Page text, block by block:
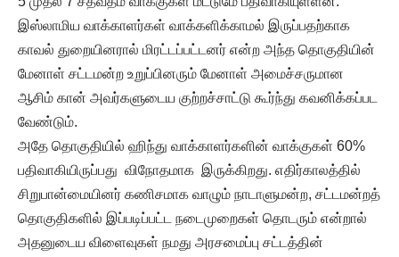
இஸ்லாமிய வாக்காளர்கள் வாக்களிக்காமல் இருப்பதற்காக
காவல் துறையினரால் மிரட்டப்பட்டனர் என்ற அந்த தொகுதியின்
மேனாள் சட்டமன்ற உறுப்பினரும் மேனாள் அமைச்சருமான
ஆசிம் கான் அவர்களுடைய குற்றச்சாட்டு கூர்ந்து கவனிக்கப்பட
வேண்டும்.
அதே தொகுதியில் ஹிந்து வாக்காளர்களின் வாக்குகள் 60%
பதிவாகியிருப்பது விநோதமாக இருக்கிறது. எதிர்காலத்தில்
சிறுபான்மையினர் கணிசமாக வாழும் நாடாளுமன்ற, சட்டமன்றத்
தொகுதிகளில் இப்படிப்பட்ட நடைமுறைகள் தொடரும் என்றால்
அதனுடைய விளைவுகள் நமது அரசமைப்பு சட்டத்தின்